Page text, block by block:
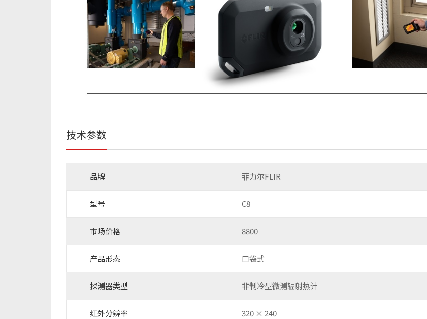
技术参数
品牌 菲力尔FLIR
型号 C8
市场价格 8800
产品形态 口袋式
探测器类型 非制冷型微测辐射热计
红外分辨率 320 × 240